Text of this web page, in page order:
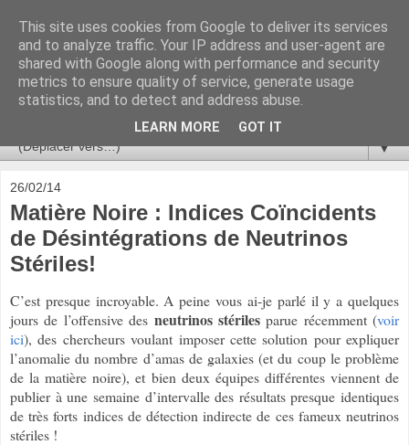
Ça se passe là haut
Astronomie, Astrophysique, Astroparticules, Cosmologie.
L'infini se contemple, indéfiniment. ISSN 2272-5768
▼
26/02/14
Matière Noire : Indices Coïncidents
de Désintégrations de Neutrinos
Stériles!
C’est presque incroyable. A peine vous ai-je parlé il y a quelques
jours de l’offensive des neutrinos stérilesparue récemment (voir
ici), des chercheurs voulant imposer cette solution pour expliquer
l’anomalie du nombre d’amas de galaxies (et du coup le problème
de la matière noire), et bien deux équipes différentes viennent de
publier à une semaine d’intervalle des résultats presque identiques
de très forts indices de détection indirecte de ces fameux neutrinos
stériles !
This site uses cookies from Google to deliver its services
and to analyze traffic. Your IP address and user-agent are
shared with Google along with performance and security
metrics to ensure quality of service, generate usage
statistics, and to detect and address abuse.
LEARN MORE GOT IT